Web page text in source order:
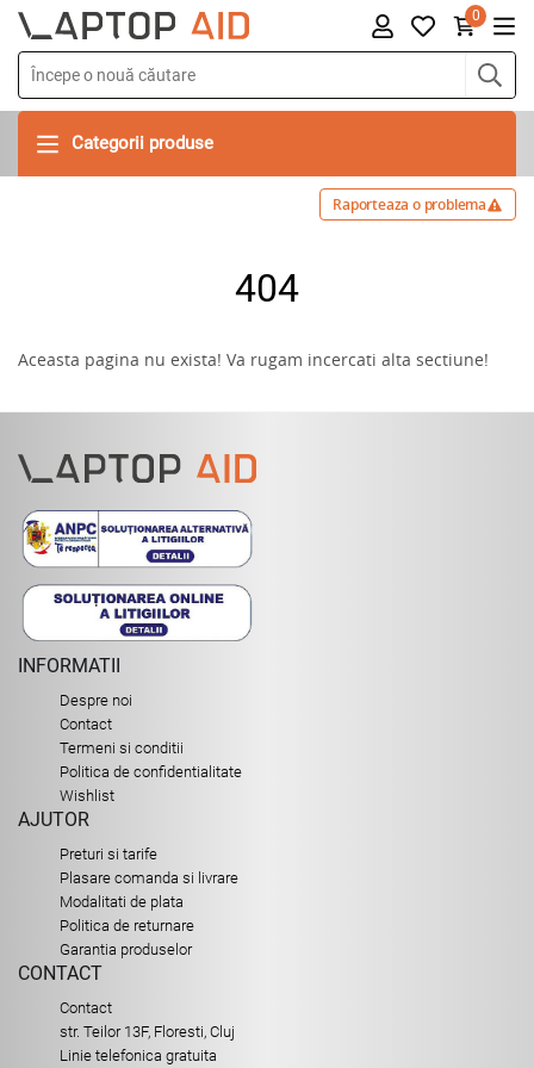
0
Categorii produse
Raporteaza o problema
404
Aceasta pagina nu exista! Va rugam incercati alta sectiune!
INFORMATII
Despre noi
Contact
Termeni si conditii
Politica de confidentialitate
Wishlist
AJUTOR
Preturi si tarife
Plasare comanda si livrare
Modalitati de plata
Politica de returnare
Garantia produselor
CONTACT
Contact
str. Teilor 13F, Floresti, Cluj
Linie telefonica gratuita